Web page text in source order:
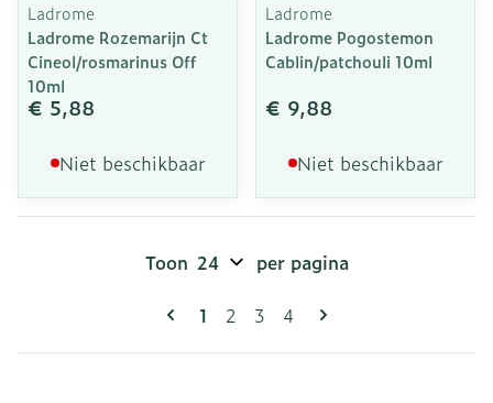
Ladrome
Ladrome Rozemarijn Ct
Cineol/rosmarinus Off
10ml
€ 5,88
Niet beschikbaar
Ladrome
Ladrome Pogostemon
Cablin/patchouli 10ml
€ 9,88
Niet beschikbaar
Pagina's
U lees momenteel pagina
1 Pagina
2 Pagina
3 Pagina
4
Toon per pagina